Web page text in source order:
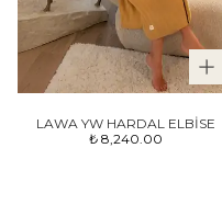
LAWA YW HARDAL ELBİSE
₺ 8,240.00